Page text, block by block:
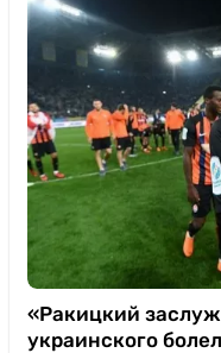
«Ракицкий
украинского